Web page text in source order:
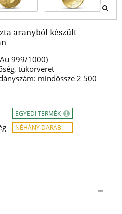
aranyból készült
999/1000)
tükörveret
mindössze 2 500
EGYEDI TERMÉK
NÉHÁNY DARAB